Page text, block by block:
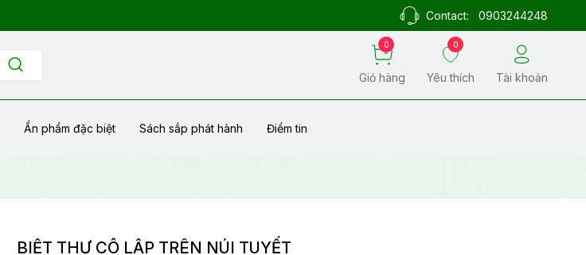
Contact: 0903244248
0
Giỏ hàng
0
Yêu thích Tài khoản
Ẩn phẩm đặc biệt Sách sắp phát hành Điểm tin
BIỆT THỰ CÔ LẬP TRÊN NÚI TUYẾT